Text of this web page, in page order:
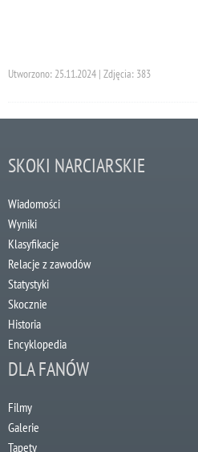
Utworzono: 25.11.2024 | Zdjęcia: 383
SKOKI NARCIARSKIE
Wiadomości
Wyniki
Klasyfikacje
Relacje z zawodów
Statystyki
Skocznie
Historia
Encyklopedia
DLA FANÓW
Filmy
Galerie
Tapety